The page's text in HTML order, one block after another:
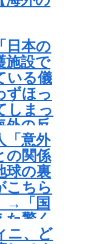
日本の
施設で
いる儀
ずほっ
しまっ
の反
「意外
の関係
球の裏
こちら
→「国
た驚く
のつな
ニ、ど